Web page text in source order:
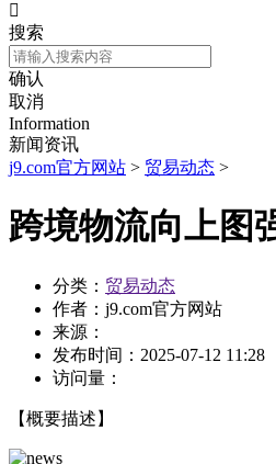

搜索
确认
取消
Information
新闻资讯
j9.com官方网站 > 贸易动态 >
跨境物流向上图
分类： 贸易动态
作者： j9.com官方网站
来源：
发布时间： 2025-07-12 11:28
访问量：
【概要描述】